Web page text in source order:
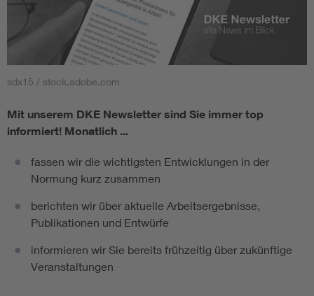
sdx15 / stock.adobe.com
Mit unserem DKE Newsletter sind Sie immer top
informiert! Monatlich ...
fassen wir die wichtigsten Entwicklungen in der
Normung kurz zusammen
berichten wir über aktuelle Arbeitsergebnisse,
Publikationen und Entwürfe
informieren wir Sie bereits frühzeitig über zukünftige
Veranstaltungen